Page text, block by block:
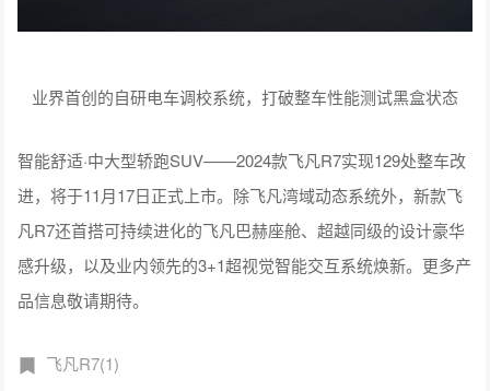
业界首创的自研电车调校系统，打破整车性能测试黑盒状态
智能舒适·中大型轿跑SUV——2024款飞凡R7实现129处整车改
进，将于11月17日正式上市。除飞凡湾域动态系统外，新款飞
凡R7还首搭可持续进化的飞凡巴赫座舱、超越同级的设计豪华
感升级，以及业内领先的3+1超视觉智能交互系统焕新。更多产
品信息敬请期待。
飞凡R7(1)